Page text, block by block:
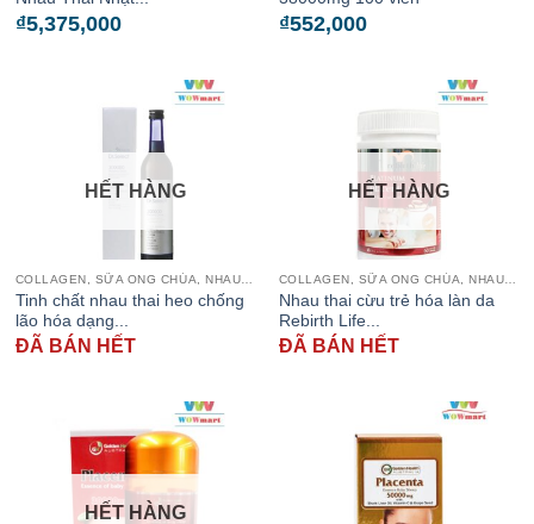
₫5,375,000 ₫552,000
HẾT HÀNG
Tinh chất nhau thai heo chống
lão hóa dạng...
ĐÃ BÁN HẾT
HẾT HÀNG
Nhau thai cừu trẻ hóa làn da
Rebirth Life...
ĐÃ BÁN HẾT
HẾT HÀNG